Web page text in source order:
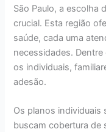
São Paulo, a escolha
crucial. Esta região
saúde, cada uma
necessidades.
os individuais,
adesão.
Os planos individuais
buscam cobertura de